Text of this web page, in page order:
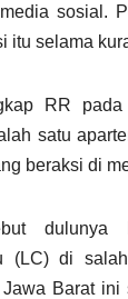
sosial.
itu selama
RR pada
satu
beraksi di
dulunya
(LC) di
Barat